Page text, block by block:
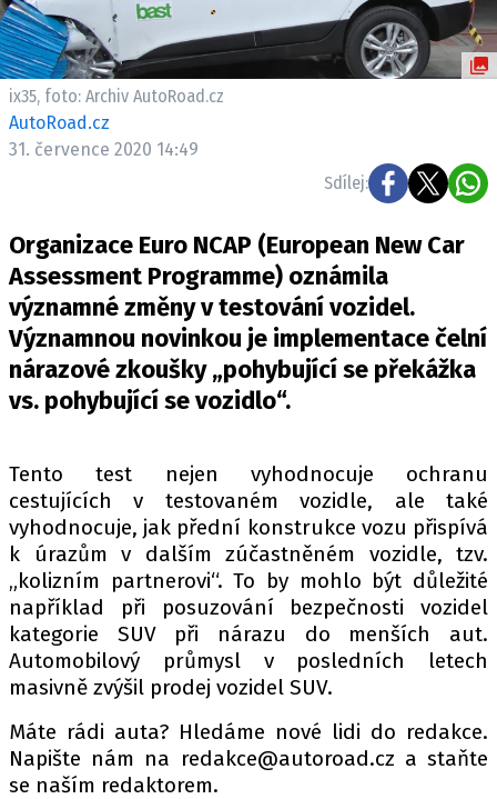
PROFI
ELEKTRO
NOVINKY ZE SVĚTA EV
TESTY ELEKTROMOBILŮ
RALLY
OSTATNÍ
TISKOVKY
ROZHOVORY
ZE SVĚTA
MOTORSPORT
PIT LANE
ČEŠI V AKCI
FIA CEZ & POHÁRY
MEZINÁRODNÍ SCÉNA
SLEDUJTE NÁS NA|
ix35, foto: Archiv AutoRoad.cz
AutoRoad.cz
31. července 2020 14:49
Sdílej:
Organizace Euro NCAP (European New Car
Assessment Programme) oznámila
významné změny v testování vozidel.
Významnou novinkou je implementace čelní
nárazové zkoušky „pohybující se překážka
vs. pohybující se vozidlo“.
Tento test nejen vyhodnocuje ochranu
cestujících v testovaném vozidle, ale také
vyhodnocuje, jak přední konstrukce vozu přispívá
k úrazům v dalším zúčastněném vozidle, tzv.
„kolizním partnerovi“. To by mohlo být důležité
například při posuzování bezpečnosti vozidel
kategorie SUV při nárazu do menších aut.
Automobilový průmysl v posledních letech
masivně zvýšil prodej vozidel SUV.
Máte rádi auta? Hledáme nové lidi do redakce.
Napište nám na redakce@autoroad.cz a staňte
se naším redaktorem.